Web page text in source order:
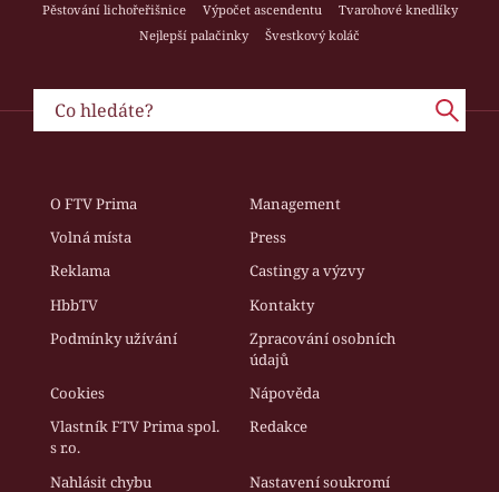
Pěstování lichořeřišnice
Výpočet ascendentu
Tvarohové knedlíky
Nejlepší palačinky
Švestkový koláč
O FTV Prima
Management
Volná místa
Press
Reklama
Castingy a výzvy
HbbTV
Kontakty
Podmínky užívání
Zpracování osobních
údajů
Cookies
Nápověda
Vlastník FTV Prima spol.
s r.o.
Redakce
Nahlásit chybu Nastavení soukromí